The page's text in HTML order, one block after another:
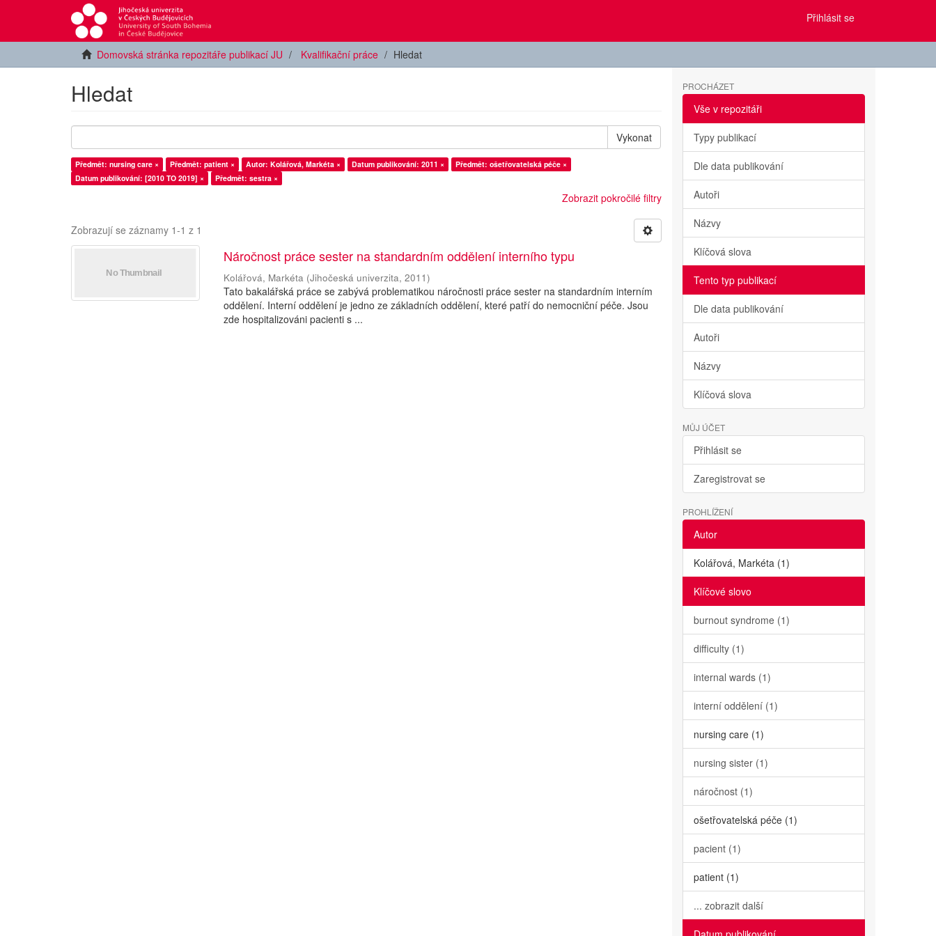
Přihlásit se
Domovská stránka repozitáře publikací JU Kvalifikační práce Hledat
Hledat
Vykonat
Předmět: nursing care × Předmět: patient × Autor: Kolářová, Markéta × Datum publikování: 2011 ×
Předmět: ošetřovatelská péče ×
Datum publikování: [2010 TO 2019] ×
Předmět: sestra ×
Zobrazit pokročilé filtry
Zobrazují se záznamy 1-1 z 1
Náročnost práce sester na standardním oddělení interního typu
Kolářová, Markéta (Jihočeská univerzita,2011)
Tato bakalářská práce se zabývá problematikou náročnosti práce sester na standardním interním
oddělení. Interní oddělení je jedno ze základních oddělení, které patří do nemocniční péče. Jsou
zde hospitalizováni pacienti s ...
PROCHÁZET
Vše v repozitáři
Typy publikací
Dle data publikování
Autoři
Názvy
Klíčová slova
Tento typ publikací
Dle data publikování
Autoři
Názvy
Klíčová slova
MŮJ ÚČET
Přihlásit se
Zaregistrovat se
PROHLÍŽENÍ
Autor
Kolářová, Markéta (1)
Klíčové slovo
burnout syndrome (1)
difficulty (1)
internal wards (1)
interní oddělení (1)
nursing care (1)
nursing sister (1)
náročnost (1)
ošetřovatelská péče (1)
pacient (1)
patient (1)
... zobrazit další